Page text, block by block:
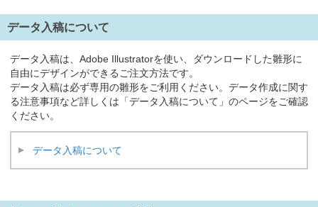
データ入稿について
データ入稿は、Adobe Illustratorを使い、ダウンロードした雛形に
自由にデザインができるご注文方法です。
データ入稿は必ず専用の雛形をご利用ください。データ作成に関す
る注意事項など詳しくは「データ入稿について」のページをご確認
ください。
データ入稿について